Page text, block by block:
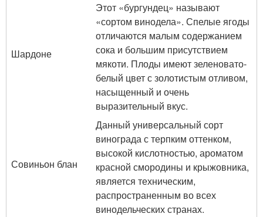
Шардоне
Этот «бургундец» называют
«сортом винодела». Спелые ягоды
отличаются малым содержанием
сока и большим присутствием
мякоти. Плоды имеют зеленовато-
белый цвет с золотистым отливом,
насыщенный и очень
выразительный вкус.
Совиньон блан
Данный универсальный сорт
винограда с терпким оттенком,
высокой кислотностью, ароматом
красной смородины и крыжовника,
является техническим,
распространенным во всех
винодельческих странах.